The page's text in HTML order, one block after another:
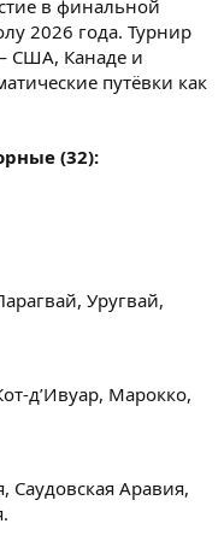
в финальной
2026 года. Турнир
США, Канаде и
путёвки как
(32):
Уругвай,
д’Ивуар, Марокко,
Саудовская Аравия,